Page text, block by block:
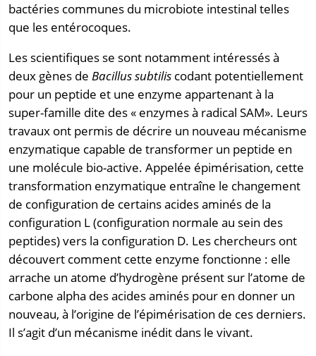
bactéries communes du microbiote intestinal telles
que les entérocoques.
Les scientifiques se sont notamment intéressés à
deux gènes de Bacillus subtilis codant potentiellement
pour un peptide et une enzyme appartenant à la
super-famille dite des « enzymes à radical SAM». Leurs
travaux ont permis de décrire un nouveau mécanisme
enzymatique capable de transformer un peptide en
une molécule bio-active. Appelée épimérisation, cette
transformation enzymatique entraîne le changement
de configuration de certains acides aminés de la
configuration L (configuration normale au sein des
peptides) vers la configuration D. Les chercheurs ont
découvert comment cette enzyme fonctionne : elle
arrache un atome d’hydrogène présent sur l’atome de
carbone alpha des acides aminés pour en donner un
nouveau, à l’origine de l’épimérisation de ces derniers.
Il s’agit d’un mécanisme inédit dans le vivant.